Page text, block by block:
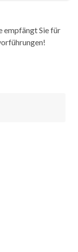
empfängt Sie für